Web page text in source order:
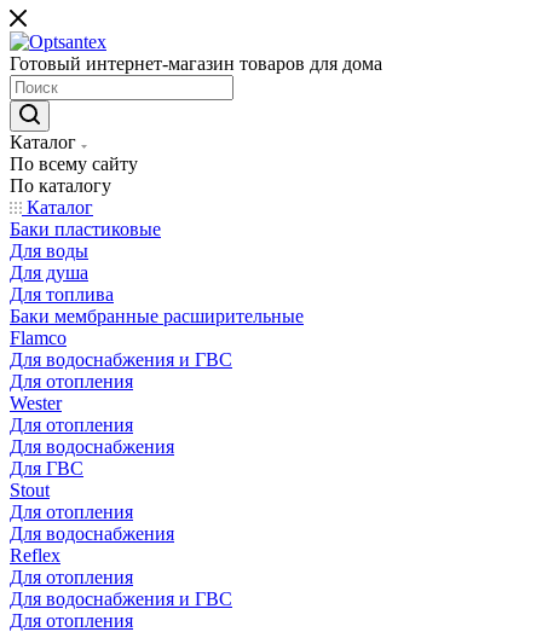
Готовый интернет-магазин товаров для дома
Каталог
По всему сайту
По каталогу
Каталог
Баки пластиковые
Для воды
Для душа
Для топлива
Баки мембранные расширительные
Flamco
Для водоснабжения и ГВС
Для отопления
Wester
Для отопления
Для водоснабжения
Для ГВС
Stout
Для отопления
Для водоснабжения
Reflex
Для отопления
Для водоснабжения и ГВС
Для отопления